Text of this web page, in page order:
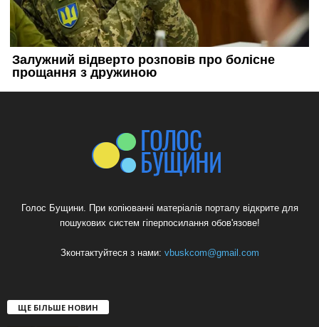
Голос Бущини. При копіюванні матеріалів порталу відкрите для
пошукових систем гіперпосилання обов'язове!
Зконтактуйтеся з нами: vbuskcom@gmail.com
ЩЕ БІЛЬШЕ НОВИН